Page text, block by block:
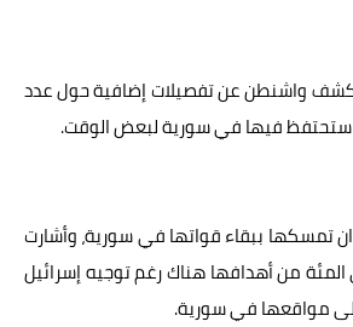
كشف واشنطن عن تفصيلات إضافية حول عدد
ستحتفظ فيها في سورية لبعض الوقت.
تمسكها ببقاء قواتها في سورية، وأشارت
حققت 90 في المئة من أهدافها هناك رغم توجيه إسرائيل
مواقعها في سورية.